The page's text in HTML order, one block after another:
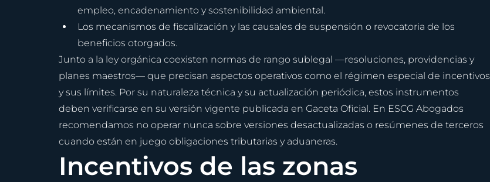
empleo, encadenamiento y sostenibilidad ambiental.
Los mecanismos de fiscalización y las causales de suspensión o revocatoria de los
beneficios otorgados.
Junto a la ley orgánica coexisten normas de rango sublegal —resoluciones, providencias y
planes maestros— que precisan aspectos operativos como el régimen especial de incentivos
y sus límites. Por su naturaleza técnica y su actualización periódica, estos instrumentos
deben verificarse en su versión vigente publicada en Gaceta Oficial. En ESCG Abogados
recomendamos no operar nunca sobre versiones desactualizadas o resúmenes de terceros
cuando están en juego obligaciones tributarias y aduaneras.
Incentivos de las zonas